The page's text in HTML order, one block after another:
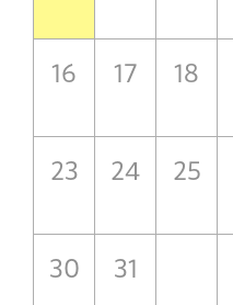
16 17 18
23 24 25
30 31